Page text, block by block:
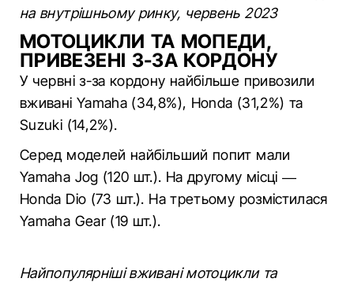
на внутрішньому ринку, червень 2023
МОТОЦИКЛИ ТА МОПЕДИ,
ПРИВЕЗЕНІ З-ЗА КОРДОНУ
У червні з-за кордону найбільше привозили
вживані Yamaha (34,8%), Honda (31,2%) та
Suzuki (14,2%).
Серед моделей найбільший попит мали
Yamaha Jog (120 шт.). На другому місці —
Honda Dio (73 шт.). На третьому розмістилася
Yamaha Gear (19 шт.).
Найпопулярніші вживані мотоцикли та